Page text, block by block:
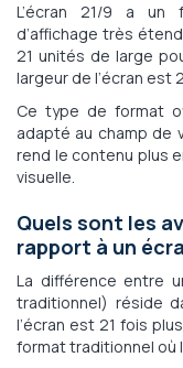
L’écran 21/9 a un
d’affichage très
21 unités de large
largeur de l’écran est
Ce type de format
adapté au champ de
rend le contenu plus
visuelle.
Quels sont les
rapport à un
La différence entre
traditionnel) réside
l’écran est 21 fois
format traditionnel où